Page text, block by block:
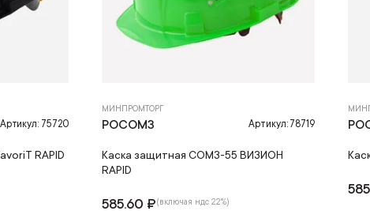
Артикул: 75720
RAPID
МИНПРОМТОРГ
РОСОМЗ Артикул: 78719
Каска защитная СОМЗ-55 ВИЗИОН
RAPID
585.60 ₽(включая ндс 22%)